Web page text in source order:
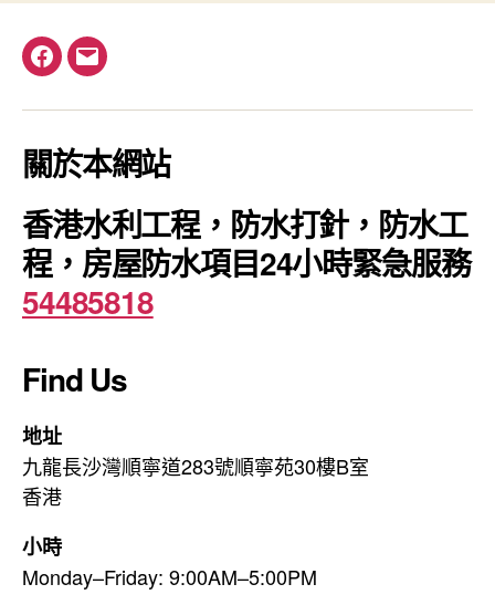
Facebook
電
關於本網站
香港水利工程，防水打針，防水工
程，房屋防水項目24小時緊急服務
54485818
Find Us
地址
九龍長沙灣順寧道283號順寧苑30樓B室
香港
小時
Monday–Friday: 9:00AM–5:00PM